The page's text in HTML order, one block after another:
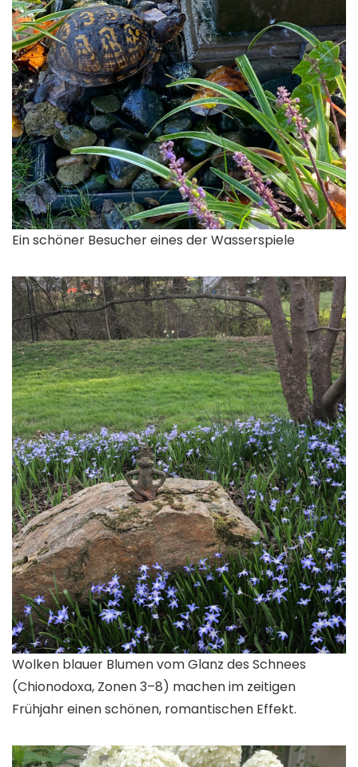
Ein schöner Besucher eines der Wasserspiele
Wolken blauer Blumen vom Glanz des Schnees
(Chionodoxa, Zonen 3–8) machen im zeitigen
Frühjahr einen schönen, romantischen Effekt.